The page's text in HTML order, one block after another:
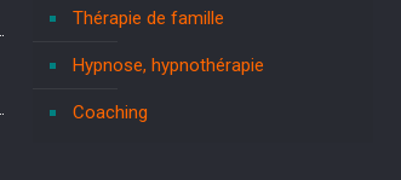
Thérapie de famille
Hypnose, hypnothérapie
Coaching